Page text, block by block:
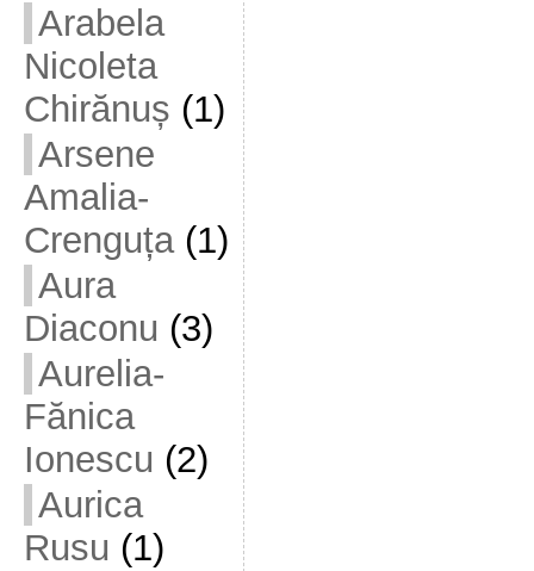
Arabela
Nicoleta
Chirănuș (1)
Arsene
Amalia-
Crenguța(1)
Aura
Diaconu (3)
Aurelia-
Fănica
Ionescu (2)
Aurica
Rusu (1)